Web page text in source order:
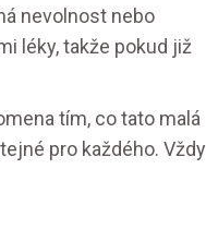
nevolnost nebo
léky, takže pokud již
tím, co tato malá
pro každého. Vždy